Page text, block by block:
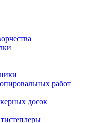
работ
досок